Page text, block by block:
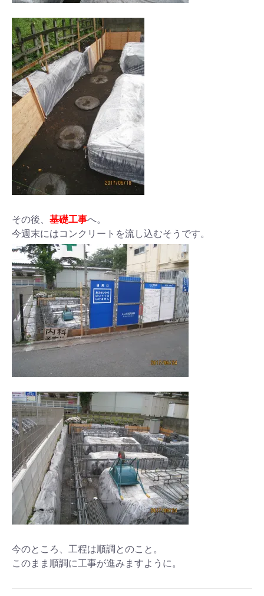
その後、 基礎工事へ。
今週末にはコンクリートを流し込むそうです。
今のところ、工程は順調とのこと。
このまま順調に工事が進みますように。